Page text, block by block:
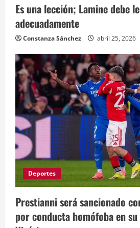
Es una lección; Lamine debe
adecuadamente
Constanza Sánchez abril 25, 2026
Deportes
Prestianni será sancionado
por conducta homófoba en